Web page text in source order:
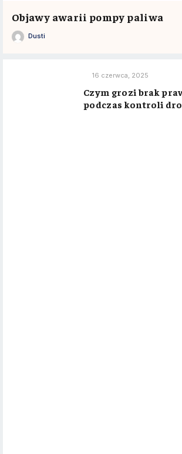
Objawy awarii pompy paliwa
Dusti
16 czerwca, 2025
Czym grozi brak
podczas kontroli